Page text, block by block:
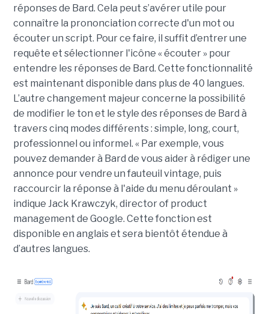
réponses de Bard. Cela peut s’avérer utile pour
connaître la prononciation correcte d'un mot ou
écouter un script. Pour ce faire, il suffit d’entrer une
requête et sélectionner l'icône « écouter » pour
entendre les réponses de Bard. Cette fonctionnalité
est maintenant disponible dans plus de 40 langues.
L’autre changement majeur concerne la possibilité
de modifier le ton et le style des réponses de Bard à
travers cinq modes différents : simple, long, court,
professionnel ou informel. « Par exemple, vous
pouvez demander à Bard de vous aider à rédiger une
annonce pour vendre un fauteuil vintage, puis
raccourcir la réponse à l'aide du menu déroulant »
indique Jack Krawczyk, director of product
management de Google. Cette fonction est
disponible en anglais et sera bientôt étendue à
d’autres langues.